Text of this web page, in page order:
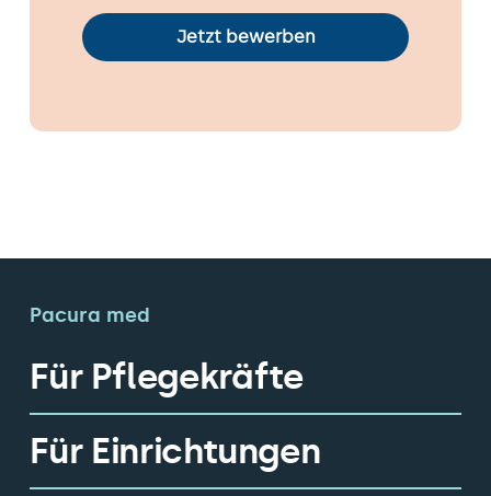
Jetzt bewerben
Pacura med
Für Pflegekräfte
Für Einrichtungen